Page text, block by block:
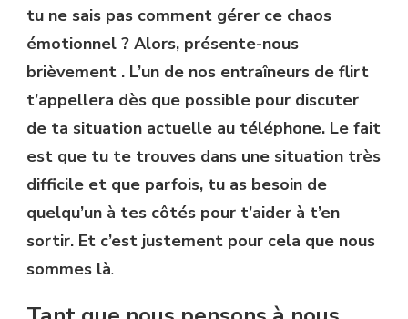
tu ne sais pas comment gérer ce chaos
émotionnel ? Alors, présente-nous
brièvement . L’un de nos entraîneurs de flirt
t’appellera dès que possible pour discuter
de ta situation actuelle au téléphone. Le fait
est que tu te trouves dans une situation très
difficile et que parfois, tu as besoin de
quelqu’un à tes côtés pour t’aider à t’en
sortir. Et c’est justement pour cela que nous
sommes là.